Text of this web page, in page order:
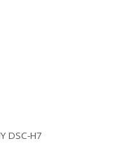
DSC-H7